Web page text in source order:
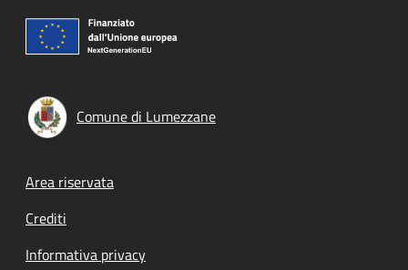
Comune di Lumezzane
Footer menu
Area riservata
Crediti
Informativa privacy